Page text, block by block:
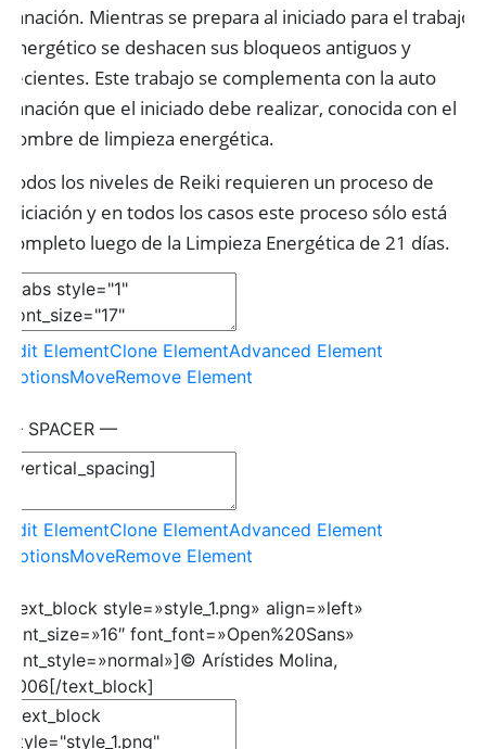
sanación. Mientras se prepara al iniciado para el trabajo
energético se deshacen sus bloqueos antiguos y
recientes. Este trabajo se complementa con la auto
sanación que el iniciado debe realizar, conocida con el
nombre de limpieza energética.
Todos los niveles de Reiki requieren un proceso de
iniciación y en todos los casos este proceso sólo está
completo luego de la Limpieza Energética de 21 días.
Edit ElementClone ElementAdvanced Element
OptionsMoveRemove Element
— SPACER —
Edit ElementClone ElementAdvanced Element
OptionsMoveRemove Element
[text_block style=»style_1.png» align=»left»
font_size=»16″ font_font=»Open%20Sans»
font_style=»normal»]© Arístides Molina,
2006[/text_block]